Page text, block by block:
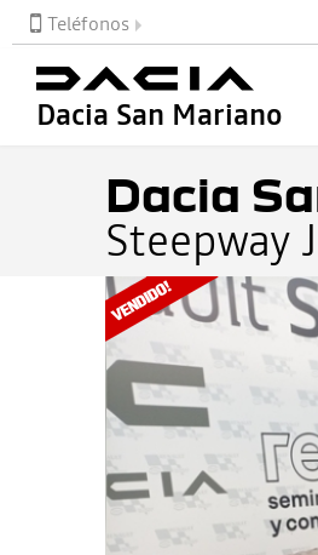
Teléfonos
Dacia San Mariano
Dacia
Steepway